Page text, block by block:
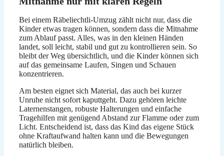
Bei einem Räbeliechtli-Umzug zählt nicht nur, dass die
Kinder etwas tragen können, sondern dass die Mitnahme
zum Ablauf passt. Alles, was in den kleinen Händen
landet, soll leicht, stabil und gut zu kontrollieren sein. So
bleibt der Weg übersichtlich, und die Kinder können sich
auf das gemeinsame Laufen, Singen und Schauen
konzentrieren.
Am besten eignet sich Material, das auch bei kurzer
Unruhe nicht sofort kaputtgeht. Dazu gehören leichte
Laternenstangen, robuste Halterungen und einfache
Tragehilfen mit genügend Abstand zur Flamme oder zum
Licht. Entscheidend ist, dass das Kind das eigene Stück
ohne Kraftaufwand halten kann und die Bewegungen
natürlich bleiben.